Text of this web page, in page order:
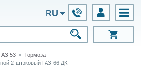
RU
ГАЗ 53
Тормоза
2-штоковый ГАЗ-66 ДК